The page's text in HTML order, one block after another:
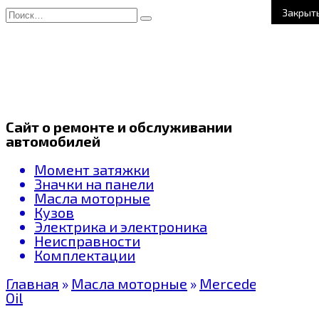
Перейти
к
Search
for:
Сайт о ремонте и обслуживании
автомобилей
Момент затяжки
Значки на панели
Масла моторные
Кузов
Электрика и электроника
Неисправности
Комплектации
Главная » Масла моторные » Mercedes Benz
Oil